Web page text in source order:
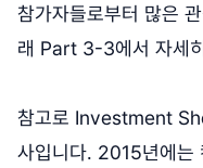
참가자들로부터 많은
래 Part 3-3에서 자세
참고로 Investment
사입니다. 2015년에는